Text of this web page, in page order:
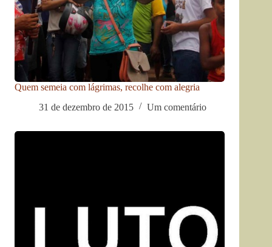
Quem semeia com lágrimas, recolhe com alegria
31 de dezembro de 2015
Um comentário